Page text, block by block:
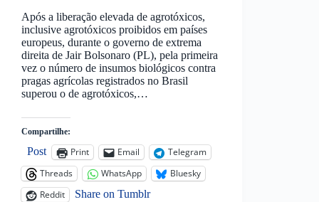
Após a liberação elevada de agrotóxicos,
inclusive agrotóxicos proibidos em países
europeus, durante o governo de extrema
direita de Jair Bolsonaro (PL), pela primeira
vez o número de insumos biológicos contra
pragas agrícolas registrados no Brasil
superou o de agrotóxicos,…
Compartilhe:
Post Print Email
Telegram
Threads
WhatsApp
Bluesky
Reddit
Share on Tumblr